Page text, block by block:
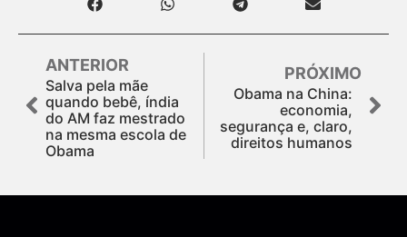
ANTERIOR
Salva pela mãe
quando bebê, índia
do AM faz mestrado
na mesma escola de
Obama
PRÓXIMO
Obama na China:
economia,
segurança e, claro,
direitos humanos